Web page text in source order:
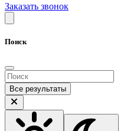
Заказать звонок
Поиск
Все результаты